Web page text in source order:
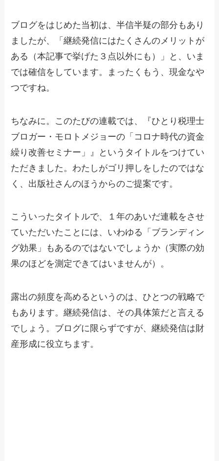
ブログをはじめた当初は、半信半疑の部分もあり
ましたが、「継続発信にはたくさんのメリットが
ある（本記事で挙げた３点以外にも）」と、いま
では確信をしています。まったくもう、現金なや
つですね。
ちなみに。このたびの連載では、『ひとり税理士
ブロガー・モロトメジョーの「コロナ時代の資金
繰り改善セミナー」』というタイトルをつけてい
ただきました。わたしがゴリ押しをしたのではな
く、出版社さんのほうからのご提案です。
こういったタイトルで、１年のあいだ連載をさせ
ていただいたことには、いわゆる「ブランディン
グ効果」もあるのではないでしょうか（実際の効
果のほどを測定できてはいませんが）。
露出の頻度を高めるというのは、ひとつの戦略で
もあります。継続発信は、その具体策だと言える
でしょう。ブログに限らずですが、継続発信は財
産形成に役立ちます。